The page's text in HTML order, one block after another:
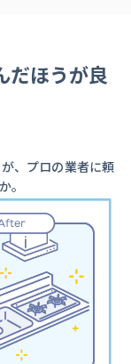
だほうが良
、プロの業者に頼
。